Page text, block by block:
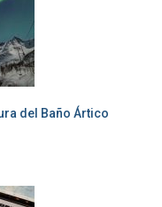
del Baño Ártico